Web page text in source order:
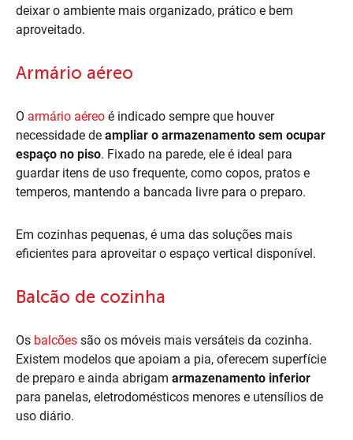
deixar o ambiente mais organizado, prático e bem
aproveitado.
Armário aéreo
O armário aéreo é indicado sempre que houver
necessidade de ampliar o armazenamento sem ocupar
espaço no piso. Fixado na parede, ele é ideal para
guardar itens de uso frequente, como copos, pratos e
temperos, mantendo a bancada livre para o preparo.
Em cozinhas pequenas, é uma das soluções mais
eficientes para aproveitar o espaço vertical disponível.
Balcão de cozinha
Os balcões são os móveis mais versáteis da cozinha.
Existem modelos que apoiam a pia, oferecem superfície
de preparo e ainda abrigam armazenamento inferior
para panelas, eletrodomésticos menores e utensílios de
uso diário.